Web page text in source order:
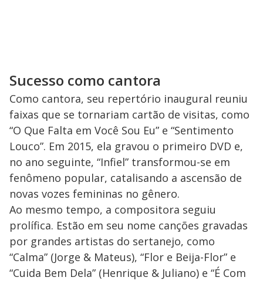
Sucesso como cantora
Como cantora, seu repertório inaugural reuniu
faixas que se tornariam cartão de visitas, como
“O Que Falta em Você Sou Eu” e “Sentimento
Louco”. Em 2015, ela gravou o primeiro DVD e,
no ano seguinte, “Infiel” transformou-se em
fenômeno popular, catalisando a ascensão de
novas vozes femininas no gênero.
Ao mesmo tempo, a compositora seguiu
prolífica. Estão em seu nome canções gravadas
por grandes artistas do sertanejo, como
“Calma” (Jorge & Mateus), “Flor e Beija-Flor” e
“Cuida Bem Dela” (Henrique & Juliano) e “É Com